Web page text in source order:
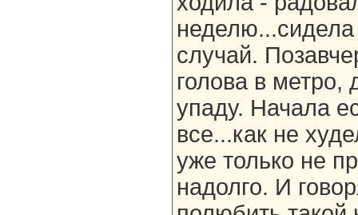
неделю...сидела
случай.
голова в метро,
упаду. Начала
все...как не
уже только не
надолго. И